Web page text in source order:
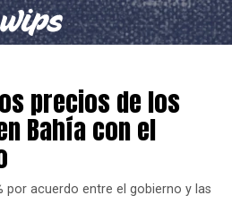
precios de los
Bahía con el
por acuerdo entre el gobierno y las